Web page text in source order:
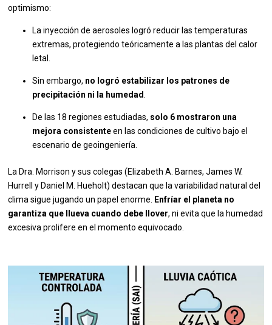
optimismo:
La inyección de aerosoles logró reducir las temperaturas
extremas, protegiendo teóricamente a las plantas del calor
letal.
Sin embargo, no logró estabilizar los patrones de
precipitación ni la humedad.
De las 18 regiones estudiadas, solo 6 mostraron una
mejora consistenteen las condiciones de cultivo bajo el
escenario de geoingeniería.
La Dra. Morrison y sus colegas (Elizabeth A. Barnes, James W.
Hurrell y Daniel M. Hueholt) destacan que la variabilidad natural del
clima sigue jugando un papel enorme. Enfríar el planeta no
garantiza que llueva cuando debe llover, ni evita que la humedad
excesiva prolifere en el momento equivocado.